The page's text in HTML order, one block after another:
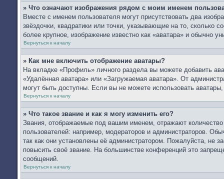
» Что означают изображения рядом с моим именем
Вместе с именем пользователя могут присутствовать два
звёздочки, квадратики или точки, указывающие на то, сколько
более крупное, изображение известно как «аватара» и обычно
Вернуться к началу
» Как мне включить отображение аватары?
На вкладке «Профиль» личного раздела вы можете добавить
«Удалённая аватара» или «Загружаемая аватара». От
могут быть доступны. Если вы не можете использовать
Вернуться к началу
» Что такое звание и как я могу изменить его?
Звания, отображаемые под вашим именем, отражают
пользователей: например, модераторов и администраторов.
так как они установлены её администратором. Пожалуйста, не
повысить своё звание. На большинстве конференций это
сообщений.
Вернуться к началу